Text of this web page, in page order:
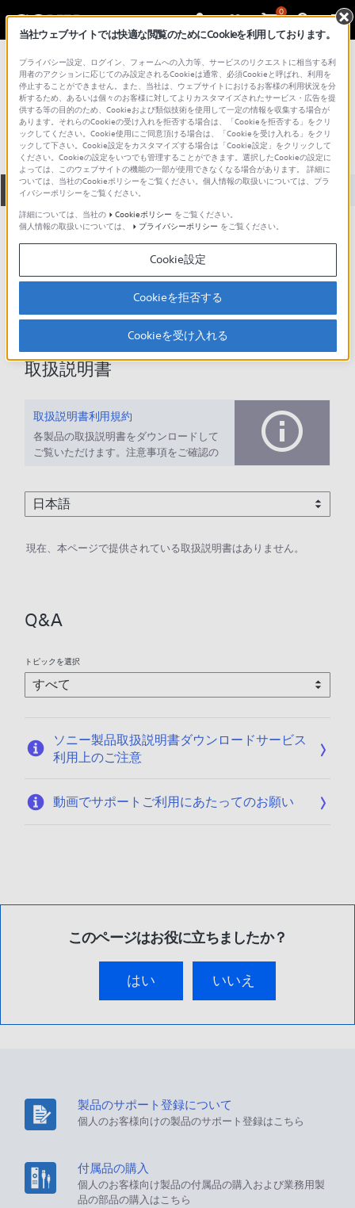
0
総合サポート・お問い合わせ プロフェッショナル／業務用
MZ725
全て ダウンロード 取扱説明書 Q&A
ダウンロード
現在、本ページで提供されているアップデート情報はありませ
取扱説明書
取扱説明書利用規約
各製品の取扱説明書をダウンロードして
ご覧いただけます。注意事項をご確認の
現在、本ページで提供されている取扱説明書はありません。
Q&A
トピックを選択
ソニー製品取扱説明書ダウンロードサービス
利用上のご注意
動画でサポートご利用にあたってのお願い
このページはお役に立ちましたか？
はい いいえ
製品のサポート登録について
個人のお客様向けの製品のサポート登録はこちら
付属品の購入
個人のお客様向け製品の付属品の購入および業務用製
品の部品の購入はこちら
当社ウェブサイトでは快適な閲覧のためにCookieを利用しております。
プライバシー設定、ログイン、フォームへの入力等、サービスのリクエストに相当する利
用者のアクションに応じてのみ設定されるCookieは通常、必須Cookieと呼ばれ、利用を
停止することができません。また、当社は、ウェブサイトにおけるお客様の利用状況を分
析するため、あるいは個々のお客様に対してよりカスタマイズされたサービス・広告を提
供する等の目的のため、Cookieおよび類似技術を使用して一定の情報を収集する場合が
あります。それらのCookieの受け入れを拒否する場合は、「Cookieを拒否する」をクリ
ックしてください。Cookie使用にご同意頂ける場合は、「Cookieを受け入れる」をクリ
ックして下さい。Cookie設定をカスタマイズする場合は「Cookie設定」をクリックして
ください。Cookieの設定をいつでも管理することができます。選択したCookieの設定に
よっては、このウェブサイトの機能の一部が使用できなくなる場合があります。 詳細に
ついては、当社のCookieポリシーをご覧ください。個人情報の取扱いについては、プラ
イバシーポリシーをご覧ください。
詳細については、当社の
Cookieポリシー をご覧ください。
個人情報の取扱いについては、
プライバシーポリシー をご覧ください。
Cookie設定
Cookieを拒否する
Cookieを受け入れる